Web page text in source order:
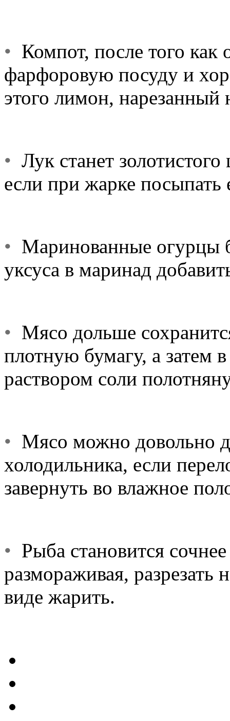
• Компот, после того как
фарфоровую посуду и
этого лимон,
• Лук станет
если при жарке посыпать
• Маринованные огурцы
уксуса в маринад
• Мясо дольше
плотную бумагу, а затем
раствором соли
• Мясо можно довольно
холодильника, если
завернуть во влажное
• Рыба становится
размораживая, разрезать
виде жарить.